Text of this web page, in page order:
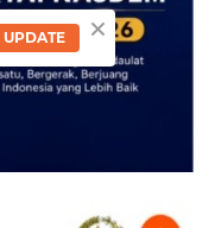
×
UPDATE